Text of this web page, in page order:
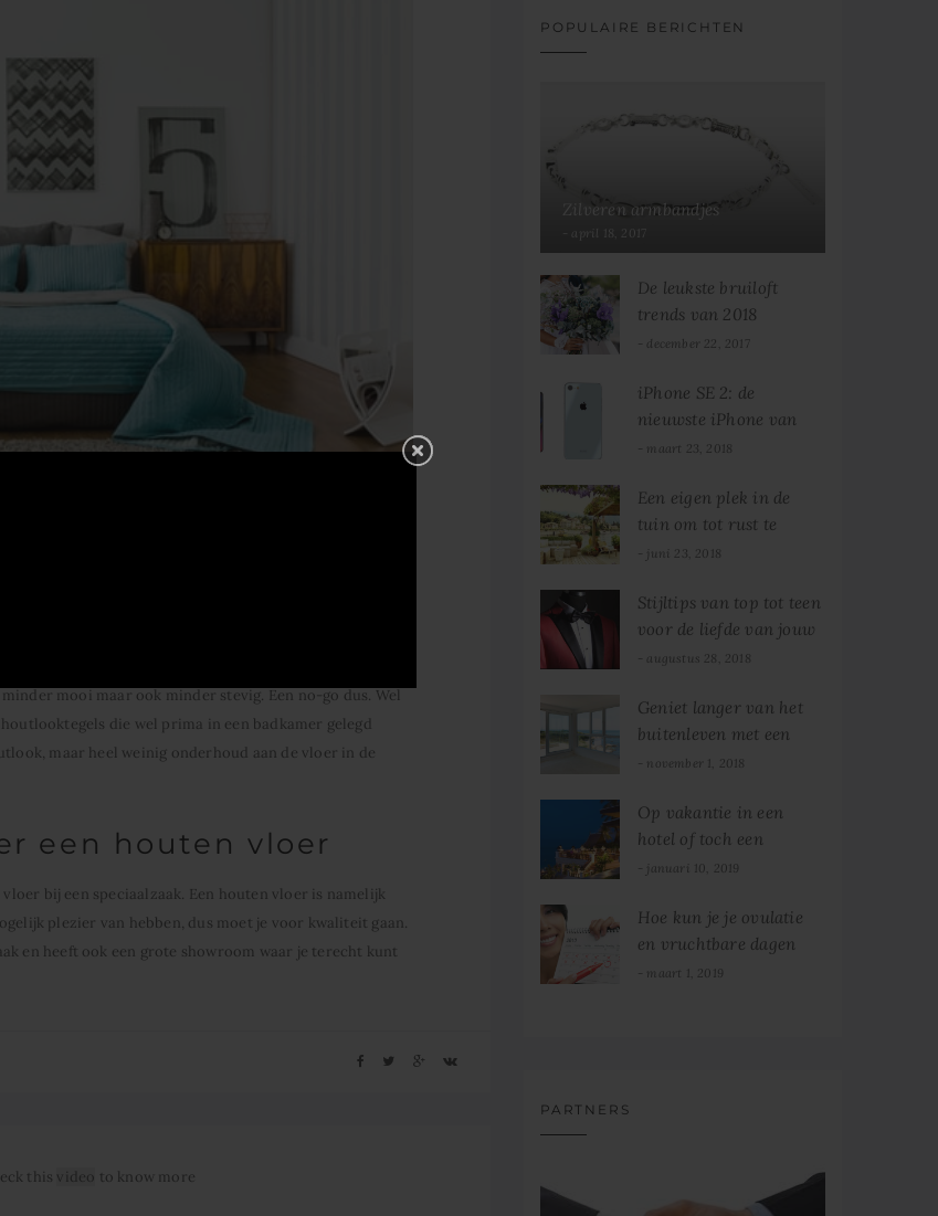
badkamer, of eigenlijk gewoon liever niet. Waarom niet?
Dat vindt een houten vloer minder
door de warmte. Daardoor is er een mogelijkheid dat de
mooi maar ook minder stevig. Een no-go dus. Wel
die wel prima in een badkamer gelegd
maar heel weinig onderhoud aan de vloer in de
een houten vloer
bij een speciaalzaak. Een houten vloer is namelijk
plezier van hebben, dus moet je voor kwaliteit gaan.
en heeft ook een grote showroom waar je terecht kunt
this video to know more
POPULAIRE BERICHTEN
Zilveren armbandjes
april 18, 2017
De leukste bruiloft
trends van 2018
december 22, 2017
iPhone SE 2: de
nieuwste iPhone van
2018!
maart 23, 2018
Een eigen plek in de
tuin om tot rust te
komen
juni 23, 2018
Stijltips van top tot teen
voor de liefde van jouw
leven
augustus 28, 2018
Geniet langer van het
buitenleven met een
glazen schuifpui
november 1, 2018
Op vakantie in een
hotel of toch een
camping?
januari 10, 2019
Hoe kun je je ovulatie
en vruchtbare dagen
berekenen?
maart 1, 2019
PARTNERS